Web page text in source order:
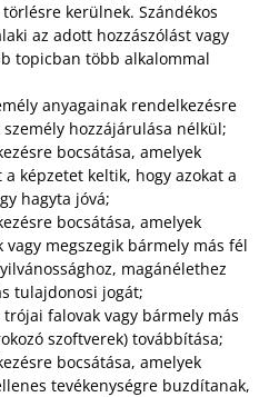
kerülnek. Szándékos
az adott hozzászólást vagy
topicban több alkalommal
anyagainak rendelkezésre
hozzájárulása nélkül;
bocsátása, amelyek
képzetet keltik, hogy azokat a
hagyta jóvá;
bocsátása, amelyek
vagy megszegik bármely más fél
magánélethez
tulajdonosi jogát;
falovak vagy bármely más
szoftverek) továbbítása;
bocsátása, amelyek
tevékenységre buzdítanak,